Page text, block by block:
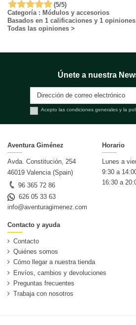
(5/5)
Categoría : Módulos y accesorios
Basados en 1 calificaciones y 1
Todas las opiniones >
Únete a nuestra
Acepto las condiciones generales y la
Aventura Giménez
Avda. Constitución, 254
46019 Valencia (Spain)
96 365 72 86
626 05 33 63
info@aventuragimenez.com
Horario
Lunes a
9:30 a
16:30 a
Contacto y ayuda
Contacto
Quiénes somos
Cómo llegar a nuestra tienda
Envíos, cambios y devoluciones
Preguntas frecuentes
Trabaja con nosotros